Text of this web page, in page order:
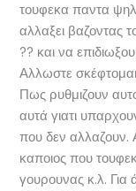
τουφεκα παντα
αλλαξει βαζοντας
?? και να
Αλλωστε σκέφτομαι
Πως ρυθμιζουν
αυτά γιατι
που δεν αλλαζουν.
καποιος που
γουρουνας κ.λ. Για